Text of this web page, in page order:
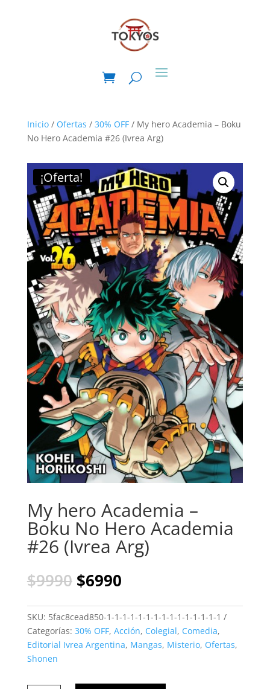
Inicio/ Ofertas / 30% OFF/ My hero Academia – Boku
No Hero Academia #26 (Ivrea Arg)
¡Oferta!
My hero Academia –
Boku No Hero Academia
#26 (Ivrea Arg)
$9990 El
precio
original
era:
$9990.
$6990El
actual
es:
$6990.
SKU: 5fac8cead850-1-1-1-1-1-1-1-1-1-1-1-1-1-1-1
Categorías: 30% OFF, Acción, Colegial, Comedia,
Editorial Ivrea Argentina, Mangas, Misterio, Ofertas,
Shonen